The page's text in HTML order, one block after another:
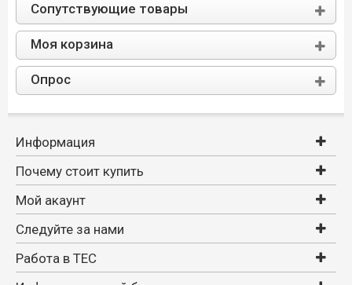
Сопутствующие товары
Моя корзина
Опрос
Информация
Почему стоит купить
Мой акаунт
Следуйте за нами
Работа в TEC